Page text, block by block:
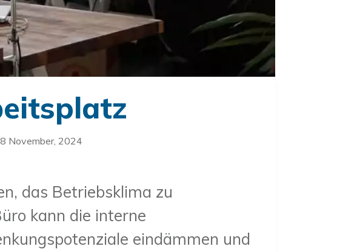
November, 2024
das Betriebsklima zu
kann die interne
eindämmen und